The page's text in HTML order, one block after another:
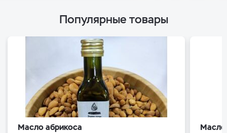
Популярные товары
Масло абрикоса Масло